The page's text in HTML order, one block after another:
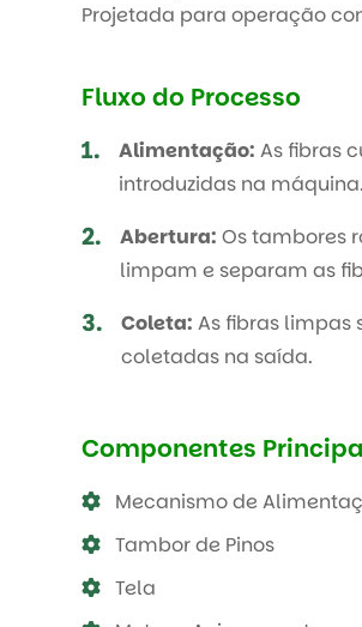
Projetada para operação
Fluxo do Processo
1. Alimentação: As fibras
introduzidas na máquina.
2. Abertura: Os tambores
limpam e separam as
3. Coleta: As fibras limpas
coletadas na saída.
Componentes
Mecanismo de
Tambor de Pinos
Tela